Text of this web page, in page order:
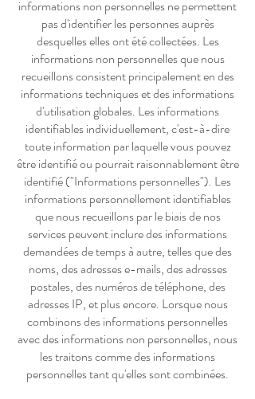
informations non personnelles ne permettent
pas d'identifier les personnes auprès
desquelles elles ont été collectées. Les
informations non personnelles que nous
recueillons consistent principalement en des
informations techniques et des informations
d'utilisation globales. Les informations
identifiables individuellement, c'est-à-dire
toute information par laquelle vous pouvez
être identifié ou pourrait raisonnablement être
identifié ("Informations personnelles"). Les
informations personnellement identifiables
que nous recueillons par le biais de nos
services peuvent inclure des informations
demandées de temps à autre, telles que des
noms, des adresses e-mails, des adresses
postales, des numéros de téléphone, des
adresses IP, et plus encore. Lorsque nous
combinons des informations personnelles
avec des informations non personnelles, nous
les traitons comme des informations
personnelles tant qu'elles sont combinées.